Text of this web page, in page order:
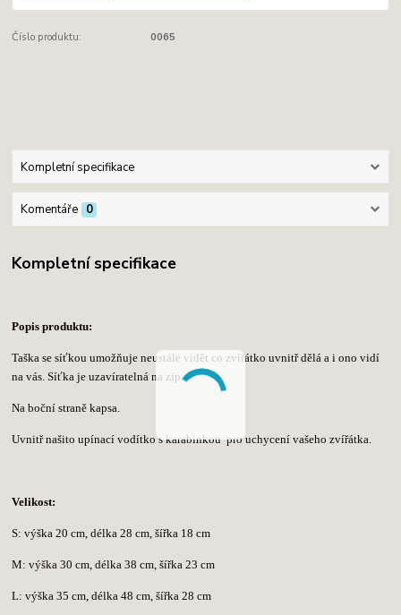
Číslo produktu: 0065
Kompletní specifikace
Komentáře 0
Kompletní specifikace
Popis produktu:
Taška se síťkou umožňuje neustále vidět co zvířátko uvnitř dělá a i ono vidí
na vás. Síťka jeuzavíratelná na zip.
Na boční straně kapsa.
Uvnitř našito upínací vodítko s karabinkou pro uchycení vašeho zvířátka.
Velikost:
S: výška 20 cm, délka 28 cm, šířka 18 cm
M: výška 30 cm, délka 38 cm, šířka 23 cm
L: výška 35 cm, délka 48 cm, šířka 28 cm